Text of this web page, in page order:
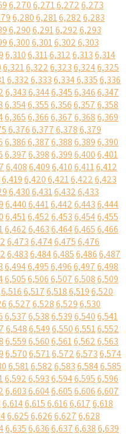
6,2706,2716,2726,273
6,2806,2816,2826,283
6,2906,2916,2926,293
6,3006,3016,3026,303
6,3106,3116,3126,3136,314
6,3216,3226,3236,3246,325
6,3326,3336,3346,3356,336
6,3436,3446,3456,3466,347
6,3546,3556,3566,3576,358
6,3656,3666,3676,3686,369
6,3766,3776,3786,379
6,3866,3876,3886,3896,390
6,3976,3986,3996,4006,401
6,4086,4096,4106,4116,412
6,4196,4206,4216,4226,423
6,4306,4316,4326,433
6,4406,4416,4426,4436,444
6,4516,4526,4536,4546,455
6,4626,4636,4646,4656,466
6,4736,4746,4756,476
6,4836,4846,4856,4866,487
6,4946,4956,4966,4976,498
6,5056,5066,5076,5086,509
6,5166,5176,5186,5196,520
6,5276,5286,5296,530
6,5376,5386,5396,5406,541
6,5486,5496,5506,5516,552
6,5596,5606,5616,5626,563
6,5706,5716,5726,5736,574
6,5816,5826,5836,5846,585
6,5926,5936,5946,5956,596
6,6036,6046,6056,6066,607
6,6146,6156,6166,6176,618
6,6256,6266,6276,628
6,6356,6366,6376,6386,639